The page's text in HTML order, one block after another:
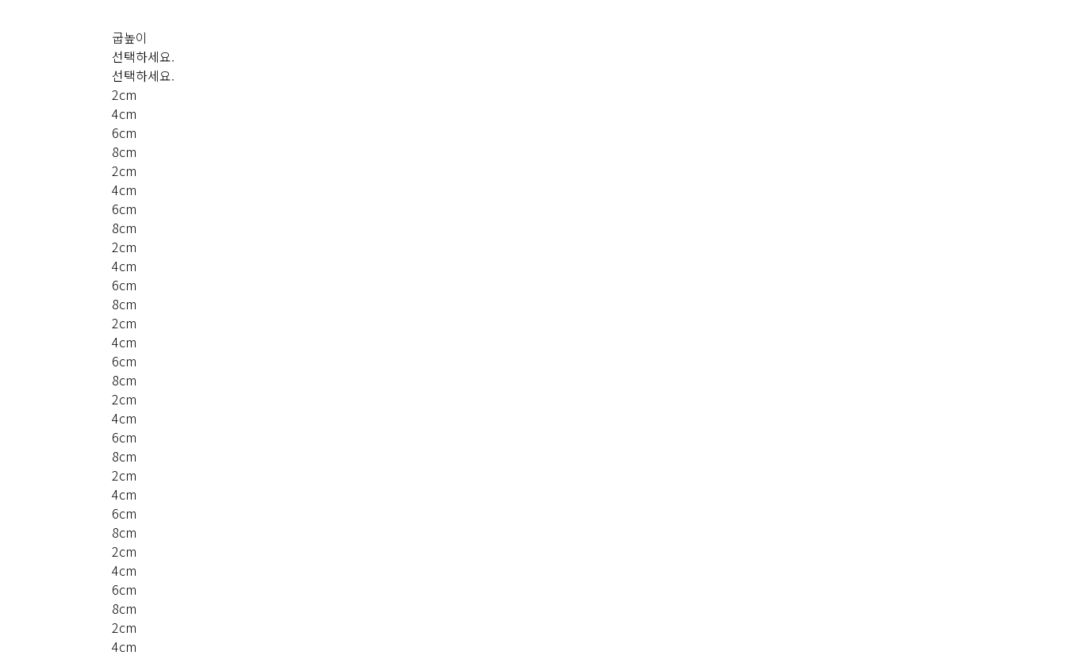
굽높이
선택하세요.
선택하세요.
2cm
4cm
6cm
8cm
2cm
4cm
6cm
8cm
2cm
4cm
6cm
8cm
2cm
4cm
6cm
8cm
2cm
4cm
6cm
8cm
2cm
4cm
6cm
8cm
2cm
4cm
6cm
8cm
2cm
4cm